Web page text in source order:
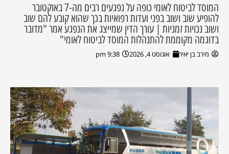
המוסד לביטוח לאומי כופה על נפגעים רבים מה-7 באוקטובר
להופיע שוב ושוב בפני ועדות רפואיות בכך שהוא קובע להם שוב
ושוב נכויות זמניות | עורך הדין שמייצג את הנפגע אמר "מדובר
בדוגמה מקוממת להתנהלות המוסד לביטוח לאומי"
מירב בן יאיר אוגוסט 4, 2026 9:38 pm